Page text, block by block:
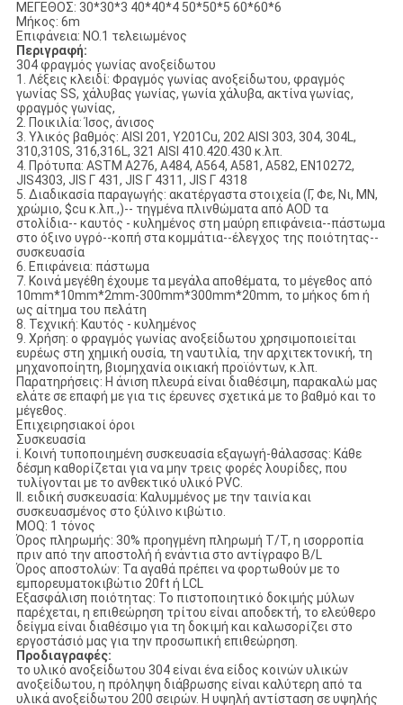
ΜΕΓΕΘΟΣ: 30*30*3 40*40*4 50*50*5 60*60*6
Μήκος: 6m
Επιφάνεια: NO.1 τελειωμένος
Περιγραφή:
304 φραγμός γωνίας ανοξείδωτου
1. Λέξεις κλειδί: Φραγμός γωνίας ανοξείδωτου, φραγμός
γωνίας SS, χάλυβας γωνίας, γωνία χάλυβα, ακτίνα γωνίας,
φραγμός γωνίας,
2. Ποικιλία: Ίσος, άνισος
3. Υλικός βαθμός: AISI 201, Y201Cu, 202 AISI 303, 304, 304L,
310,310S, 316,316L, 321 AISI 410.420.430 κ.λπ.
4. Πρότυπα: ASTM A276, A484, A564, A581, A582, EN10272,
JIS4303, JIS Γ 431, JIS Γ 4311, JIS Γ 4318
5. Διαδικασία παραγωγής: ακατέργαστα στοιχεία (Γ, Φε, Νι, ΜΝ,
χρώμιο, $cu κ.λπ.,)-- τηγμένα πλινθώματα από AOD τα
στολίδια-- καυτός - κυλημένος στη μαύρη επιφάνεια--πάστωμα
στο όξινο υγρό--κοπή στα κομμάτια--έλεγχος της ποιότητας--
συσκευασία
6. Επιφάνεια: πάστωμα
7. Κοινά μεγέθη έχουμε τα μεγάλα αποθέματα, το μέγεθος από
10mm*10mm*2mm-300mm*300mm*20mm, το μήκος 6m ή
ως αίτημα του πελάτη
8. Τεχνική: Καυτός - κυλημένος
9. Χρήση: ο φραγμός γωνίας ανοξείδωτου χρησιμοποιείται
ευρέως στη χημική ουσία, τη ναυτιλία, την αρχιτεκτονική, τη
μηχανοποίητη, βιομηχανία οικιακή προϊόντων, κ.λπ.
Παρατηρήσεις: Η άνιση πλευρά είναι διαθέσιμη, παρακαλώ μας
ελάτε σε επαφή με για τις έρευνες σχετικά με το βαθμό και το
μέγεθος.
Επιχειρησιακοί όροι
Συσκευασία
i. Κοινή τυποποιημένη συσκευασία εξαγωγή-θάλασσας: Κάθε
δέσμη καθορίζεται για να μην τρεις φορές λουρίδες, που
τυλίγονται με το ανθεκτικό υλικό PVC.
ΙΙ. ειδική συσκευασία: Καλυμμένος με την ταινία και
συσκευασμένος στο ξύλινο κιβώτιο.
MOQ: 1 τόνος
Όρος πληρωμής: 30% προηγμένη πληρωμή T/T, η ισορροπία
πριν από την αποστολή ή ενάντια στο αντίγραφο B/L
Όρος αποστολών: Τα αγαθά πρέπει να φορτωθούν με το
εμπορευματοκιβώτιο 20ft ή LCL
Εξασφάλιση ποιότητας: Το πιστοποιητικό δοκιμής μύλων
παρέχεται, η επιθεώρηση τρίτου είναι αποδεκτή, το ελεύθερο
δείγμα είναι διαθέσιμο για τη δοκιμή και καλωσορίζει στο
εργοστάσιό μας για την προσωπική επιθεώρηση.
Προδιαγραφές:
το υλικό ανοξείδωτου 304 είναι ένα είδος κοινών υλικών
ανοξείδωτου, η πρόληψη διάβρωσης είναι καλύτερη από τα
υλικά ανοξείδωτου 200 σειρών. Η υψηλή αντίσταση σε υψηλής